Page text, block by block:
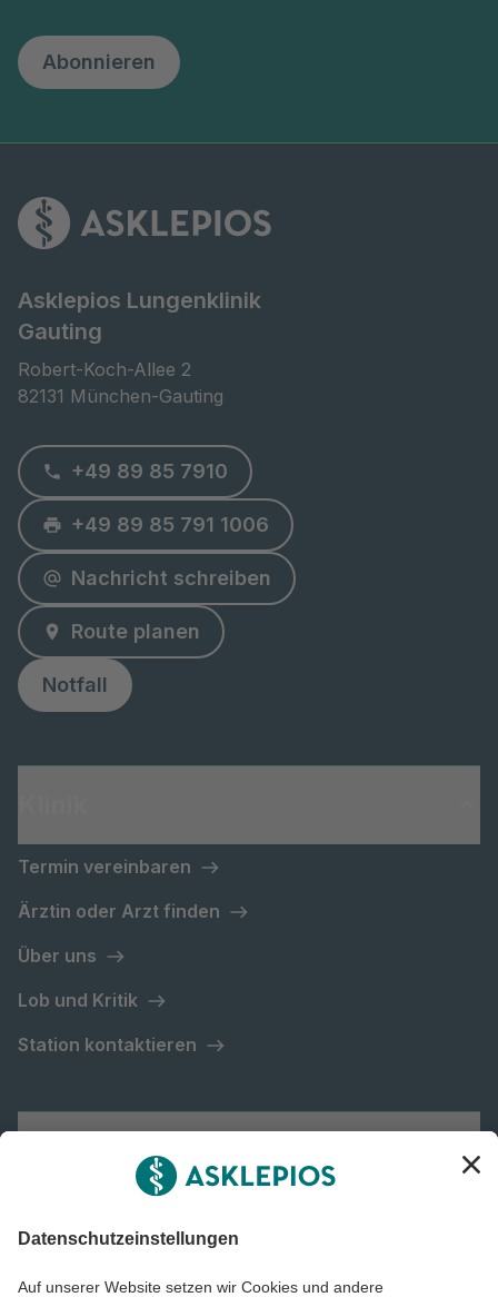
Abonnieren
Asklepios Lungenklinik
Gauting
Robert-Koch-Allee 2
82131 München-Gauting
+49 89 85 7910
+49 89 85 791 1006
Nachricht schreiben
Route planen
Notfall
Termin vereinbaren
Ärztin oder Arzt finden
Über uns
Lob und Kritik
Station kontaktieren
Asklepios Gruppe